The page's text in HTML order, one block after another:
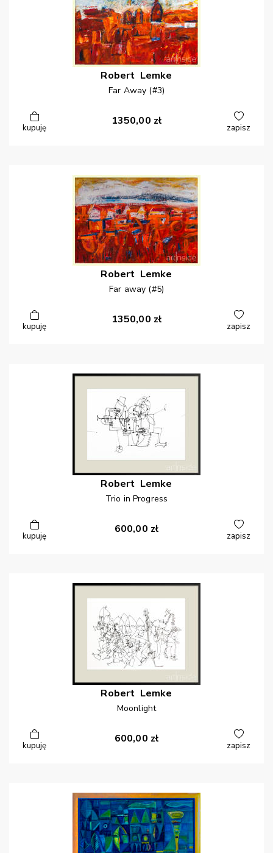
Robert Lemke
Far Away (#3)
kupuję
1350,00 zł
zapisz
Robert Lemke
Far away (#5)
kupuję
1350,00 zł
zapisz
Robert Lemke
Trio in Progress
kupuję
600,00 zł
zapisz
Robert Lemke
Moonlight
kupuję
600,00 zł
zapisz